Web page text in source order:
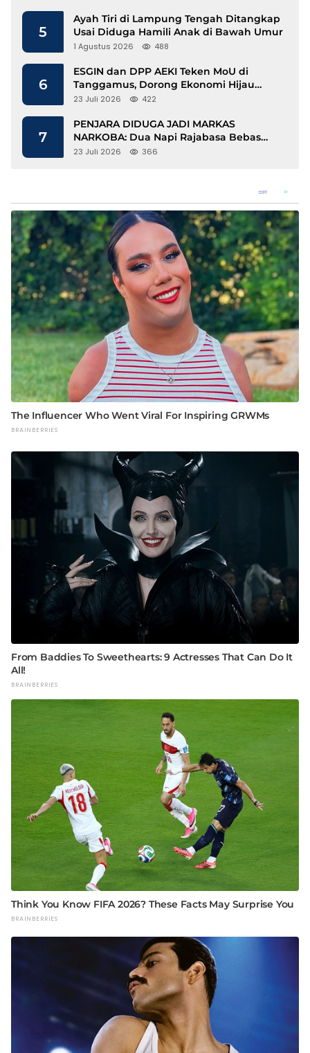
5
Ayah Tiri di Lampung Tengah Ditangkap
Usai Diduga Hamili Anak di Bawah Umur
1 Agustus 2026 488
6
ESGIN dan DPP AEKI Teken MoU di
Tanggamus, Dorong Ekonomi Hijau
Berbasis Kopi dan Perdagangan Karbon
23 Juli 2026 422
7
PENJARA DIDUGA JADI MARKAS
NARKOBA: Dua Napi Rajabasa Bebas
Gunakan HP, Muncul Dugaan
23 Juli 2026 366